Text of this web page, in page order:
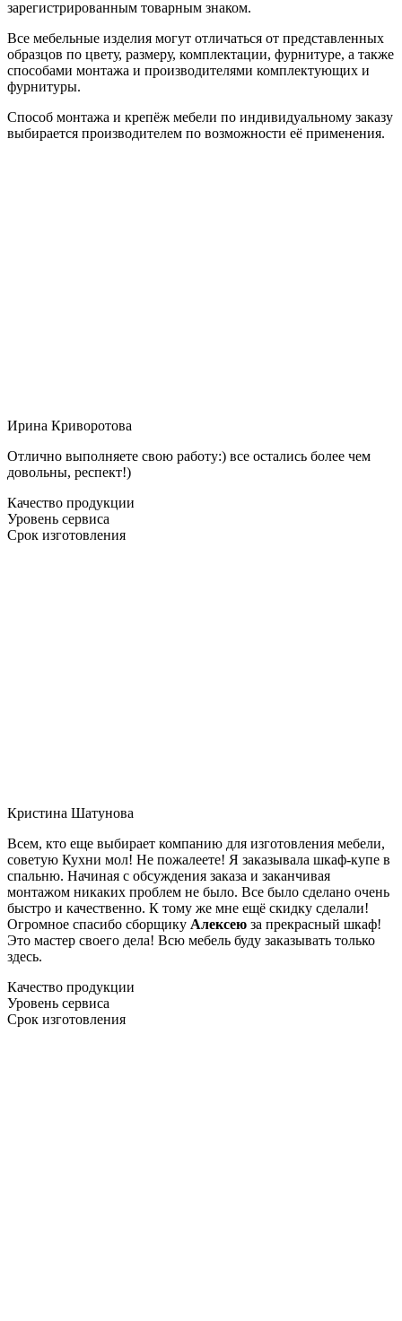
зарегистрированным товарным знаком.
Все мебельные изделия могут отличаться от представленных
образцов по цвету, размеру, комплектации, фурнитуре, а также
способами монтажа и производителями комплектующих и
фурнитуры.
Способ монтажа и крепёж мебели по индивидуальному заказу
выбирается производителем по возможности её применения.
Ирина Криворотова
Отлично выполняете свою работу:) все остались более чем
довольны, респект!)
Качество продукции
Уровень сервиса
Срок изготовления
Кристина Шатунова
Всем, кто еще выбирает компанию для изготовления мебели,
советую Кухни мол! Не пожалеете! Я заказывала шкаф-купе в
спальню. Начиная с обсуждения заказа и заканчивая
монтажом никаких проблем не было. Все было сделано очень
быстро и качественно. К тому же мне ещё скидку сделали!
Огромное спасибо сборщику Алексею за прекрасный шкаф!
Это мастер своего дела! Всю мебель буду заказывать только
здесь.
Качество продукции
Уровень сервиса
Срок изготовления